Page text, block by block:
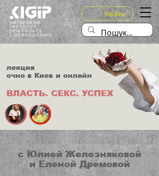
Увійти
лекция
очно в Киев и онлайн
ВЛАСТЬ. СЕКС. УСПЕХ
с Юлией Железняковой
и Еленой Дремовой